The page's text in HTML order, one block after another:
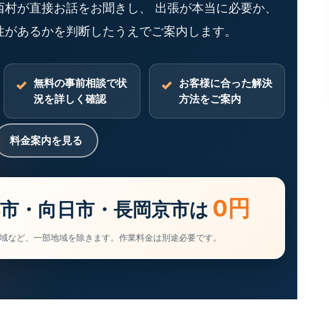
が直接お話をお聞きし、 出張が本当に必要か、
あるかを判断したうえでご案内します。
無料の事前相談で状
況を詳しく確認
お客様に合った解決
方法をご案内
料金案内を見る
・向日市・長岡京市は 0円
など、一部地域を除きます。作業料金は別途必要です。